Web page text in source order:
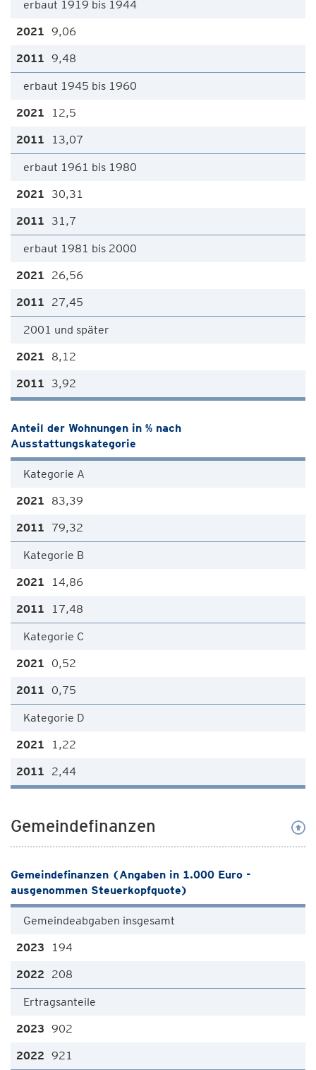
erbaut 1919 bis 1944
9,06
9,48
erbaut 1945 bis 1960
12,5
13,07
erbaut 1961 bis 1980
30,31
31,7
erbaut 1981 bis 2000
26,56
27,45
2001 und später
8,12
3,92
Anteil der Wohnungen in % nach
Ausstattungskategorie
Kategorie A
83,39
79,32
Kategorie B
14,86
17,48
Kategorie C
0,52
0,75
Kategorie D
1,22
2,44
Gemeindefinanzen
Gemeindefinanzen (Angaben in 1.000 Euro -
ausgenommen Steuerkopfquote)
Gemeindeabgaben insgesamt
194
208
Ertragsanteile
902
921